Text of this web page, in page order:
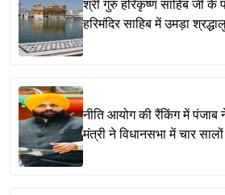
श्री गुरु हरिकृष्ण साहिब जी के
हरिमंदिर साहिब में उमड़ा
नीति आयोग की रैंकिंग में पंजाब
मंत्री ने विधानसभा में चार सालों